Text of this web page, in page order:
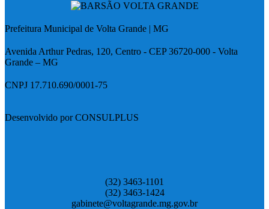
Prefeitura Municipal de Volta Grande | MG
Avenida Arthur Pedras, 120, Centro - CEP 36720-000 - Volta
Grande – MG
CNPJ 17.710.690/0001-75
Desenvolvido por CONSULPLUS
(32) 3463-1101
(32) 3463-1424
gabinete@voltagrande.mg.gov.br